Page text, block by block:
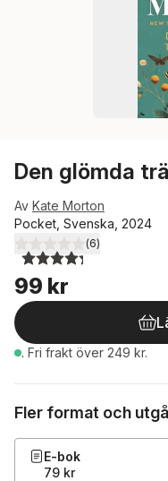
Den glömda
Av Kate Morton
Pocket, Svenska, 2024
4,3utav 5 stjärnor. Totalt
(6)
99 kr
. Fri frakt över 249 kr.
Fler format och
E-bok
79 kr